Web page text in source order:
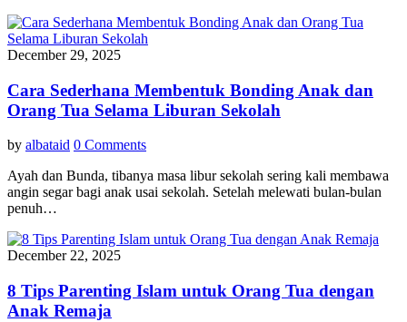
December 29, 2025
Cara Sederhana Membentuk Bonding Anak dan
Orang Tua Selama Liburan Sekolah
by albataid 0 Comments
Ayah dan Bunda, tibanya masa libur sekolah sering kali membawa
angin segar bagi anak usai sekolah. Setelah melewati bulan-bulan
penuh…
December 22, 2025
8 Tips Parenting Islam untuk Orang Tua dengan
Anak Remaja